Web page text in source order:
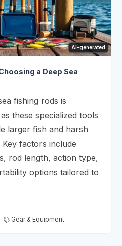
AI-generated
a Deep Sea
fishing rods is
these specialized tools
larger fish and harsh
factors include
rod length, action type,
options tailored to
Gear & Equipment